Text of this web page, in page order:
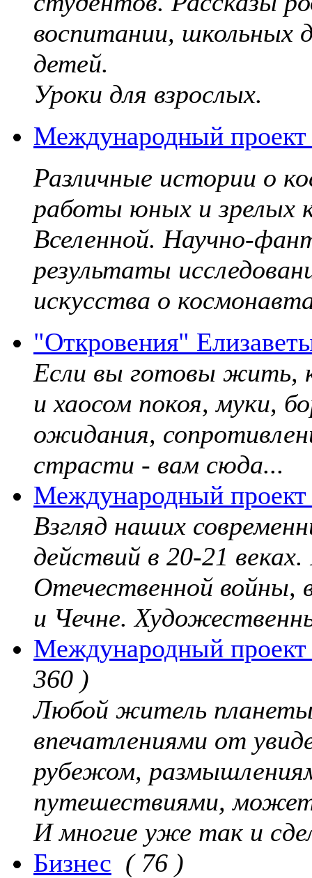
воспитании, школьных
детей.
Уроки для взрослых.
Международный
Различные истории о
работы юных и зрелых
Вселенной. Научно-
результаты
искусства о
"Откровения"
Если вы готовы жить,
и хаосом покоя, муки,
ожидания,
страсти - вам сюда...
Международный
Взгляд наших
действий в 20-21
Отечественной войны,
и Чечне.
Международный
360 )
Любой житель
впечатлениями от
рубежом,
путешествиями,
И многие уже так и
Бизнес ( 76 )